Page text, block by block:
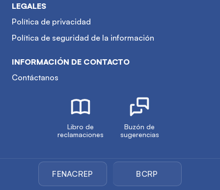
LEGALES
Política de privacidad
Política de seguridad de la información
INFORMACIÓN DE CONTACTO
Contáctanos
Libro de
reclamaciones
Buzón de
sugerencias
FENACREP BCRP